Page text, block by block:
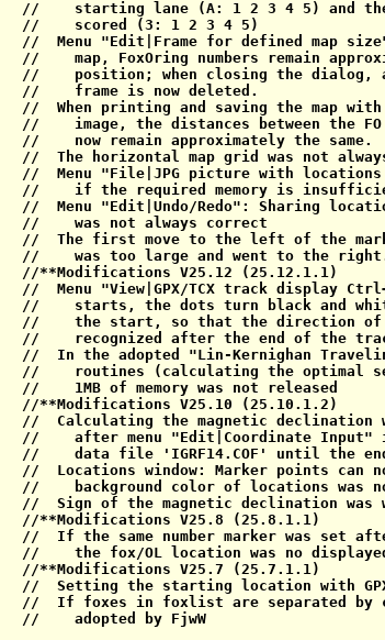
//    starting lane (A: 1 2 3 4 5) and the
//    scored (3: 1 2 3 4 5)
//  Menu "Edit|Frame for defined map
//    map, FoxOring numbers remain
//    position; when closing the dialog,
//    frame is now deleted.
//  When printing and saving the map
//    image, the distances between the
//    now remain approximately the same.
//  The horizontal map grid was not
//  Menu "File|JPG picture with locations
//    if the required memory is
//  Menu "Edit|Undo/Redo": Sharing
//    was not always correct
//  The first move to the left of the
//    was too large and went to the
//**Modifications V25.12 (25.12.1.1)
//  Menu "View|GPX/TCX track display
//    starts, the dots turn black and
//    the start, so that the direction of
//    recognized after the end of the
//  In the adopted "Lin-Kernighan
//    routines (calculating the optimal
//    1MB of memory was not released
//**Modifications V25.10 (25.10.1.2)
//  Calculating the magnetic declination
//    after menu "Edit|Coordinate Input"
//    data file 'IGRF14.COF' until the
//  Locations window: Marker points can
//    background color of locations was
//  Sign of the magnetic declination was
//**Modifications V25.8 (25.8.1.1)
//  If the same number marker was set
//    the fox/OL location was no
//**Modifications V25.7 (25.7.1.1)
//  Setting the starting location with
//  If foxes in foxlist are separated by
//    adopted by FjwW